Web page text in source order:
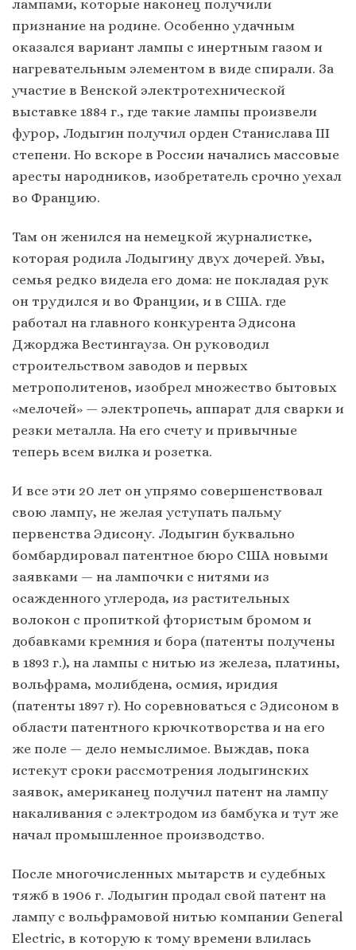
лампами, которые наконец получили
признание на родине. Особенно удачным
оказался вариант лампы с инертным газом и
нагревательным элементом в виде спирали. За
участие в Венской электротехнической
выставке 1884 г., где такие лампы произвели
фурор, Лодыгин получил орден Станислава III
степени. Но вскоре в России начались массовые
аресты народников, изобретатель срочно уехал
во Францию.
Там он женился на немецкой журналистке,
которая родила Лодыгину двух дочерей. Увы,
семья редко видела его дома: не покладая рук
он трудился и во Франции, и в США. где
работал на главного конкурента Эдисона
Джорджа Вестингауза. Он руководил
строительством заводов и первых
метрополитенов, изобрел множество бытовых
«мелочей» — электропечь, аппарат для сварки и
резки металла. На его счету и привычные
теперь всем вилка и розетка.
И все эти 20 лет он упрямо совершенствовал
свою лампу, не желая уступать пальму
первенства Эдисону. Лодыгин буквально
бомбардировал патентное бюро США новыми
заявками — на лампочки с нитями из
осажденного углерода, из растительных
волокон с пропиткой фтористым бромом и
добавками кремния и бора (патенты получены
в 1893 г.), на лампы с нитью из железа, платины,
вольфрама, молибдена, осмия, иридия
(патенты 1897 г). Но соревноваться с Эдисоном в
области патентного крючкотворства и на его
же поле — дело немыслимое. Выждав, пока
истекут сроки рассмотрения лодыгинских
заявок, американец получил патент на лампу
накаливания с электродом из бамбука и тут же
начал промышленное производство.
После многочисленных мытарств и судебных
тяжб в 1906 г. Лодыгин продал свой патент на
лампу с вольфрамовой нитью компании General
Electric, в которую к тому времени влилась